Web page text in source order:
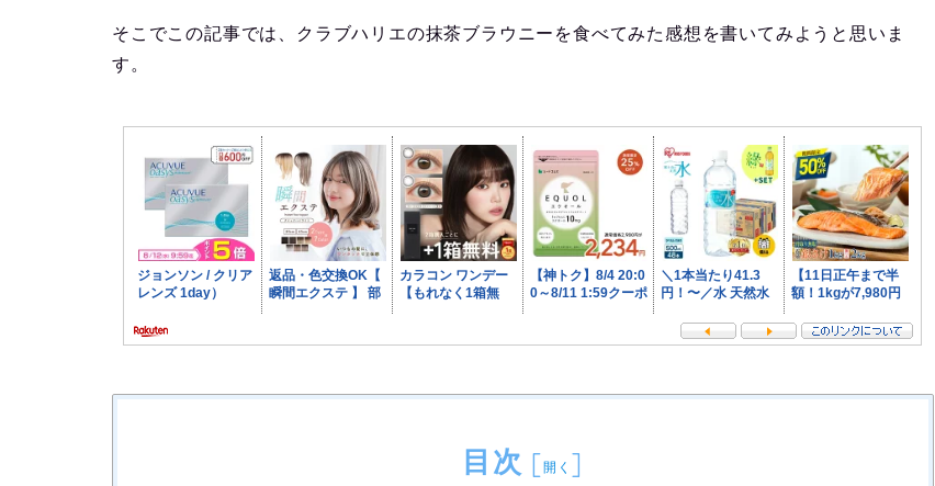
そこでこの記事では、クラブハリエの抹茶ブラウニーを食べてみた感想を書いてみようと思いま
す。
目次 [開く ]